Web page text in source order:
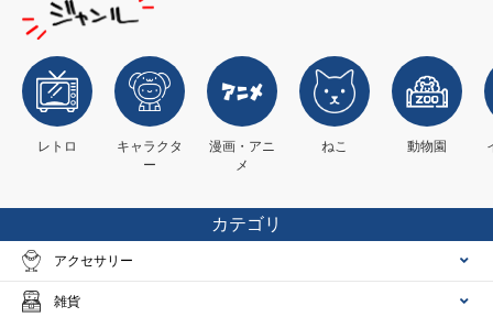
レトロ
キャラクタ
ー
漫画・アニ
メ
ねこ 動物園
カテゴリ
アクセサリー
雑貨